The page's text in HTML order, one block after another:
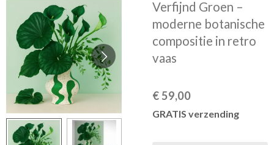
Verfijnd Groen –
moderne botanische
compositie in retro
vaas
€ 59,00
GRATIS verzending